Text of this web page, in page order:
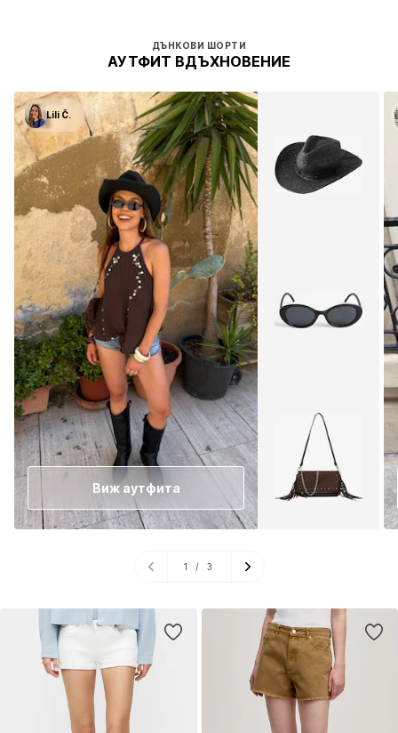
ДЪНКОВИ ШОРТИ
АУТФИТ ВДЪХНОВЕНИЕ
Lili Č.
Виж аутфита
1 / 3